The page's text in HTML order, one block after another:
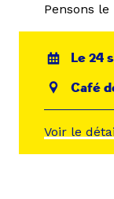
Pensons
Le 24
Café
Voir le